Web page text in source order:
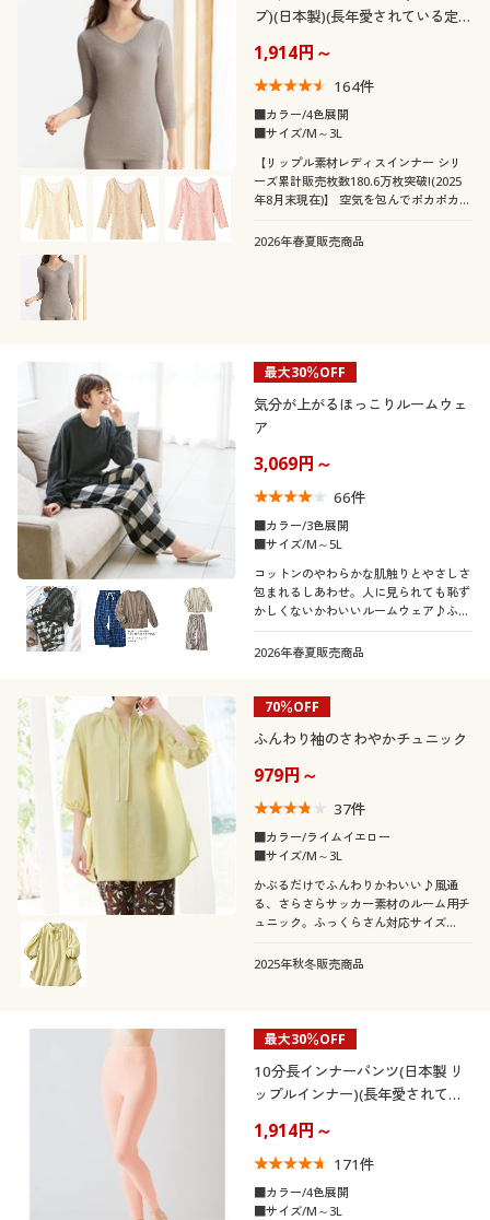
プ)(日本製)(長年愛されている定
1,914円～
164件
■カラー/4色展開
■サイズ/M～3L
【リップル素材レディスインナー シリ
ーズ累計販売枚数180.6万枚突破!(2025
年8月末現在)】 空気を包んでポカポカあ
2026年春夏販売商品
最大30％OFF
気分が上がるほっこりルームウェ
ア
3,069円～
66件
■カラー/3色展開
■サイズ/M～5L
コットンのやわらかな肌触りとやさしさ
包まれるしあわせ。人に見られても恥ず
かしくないかわいいルームウェア♪ふっ
くらさん対応サイズplump(プランプ)も
あります。
2026年春夏販売商品
70％OFF
ふんわり袖のさわやかチュニック
979円～
37件
■カラー/ライムイエロー
■サイズ/M～3L
かぶるだけでふんわりかわいい♪風通
る、さらさらサッカー素材のルーム用チ
ュニック。ふっくらさん対応サイズ
2025年秋冬販売商品
最大30％OFF
10分長インナーパンツ(日本製 リ
ップルインナー)(長年愛されてい
1,914円～
171件
■カラー/4色展開
■サイズ/M～3L